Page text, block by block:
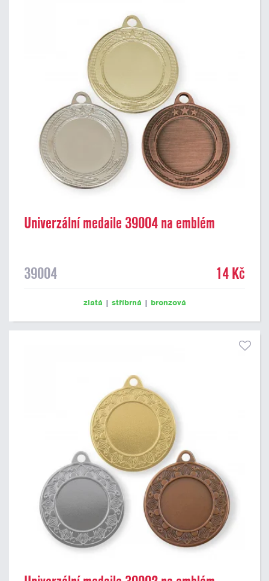
Univerzální medaile 39004 na emblém
39004 14 Kč
zlatá | stříbrná | bronzová